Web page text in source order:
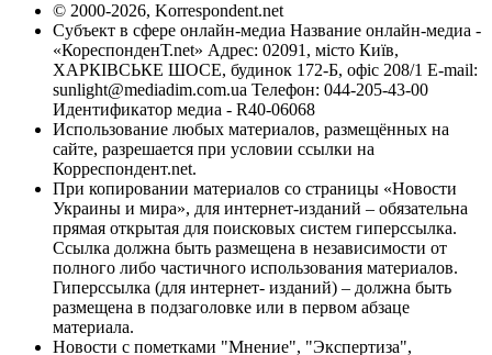
© 2000-2026, Korrespondent.net
Субъект в сфере онлайн-медиа Название онлайн-медиа -
«КореспонденТ.net» Адрес: 02091, місто Київ,
ХАРКІВСЬКЕ ШОСЕ, будинок 172-Б, офіс 208/1 E-mail:
sunlight@mediadim.com.ua Телефон: 044-205-43-00
Идентификатор медиа - R40-06068
Использование любых материалов, размещённых на
сайте, разрешается при условии ссылки на
Корреспондент.net.
При копировании материалов со страницы «Новости
Украины и мира», для интернет-изданий – обязательна
прямая открытая для поисковых систем гиперссылка.
Ссылка должна быть размещена в независимости от
полного либо частичного использования материалов.
Гиперссылка (для интернет- изданий) – должна быть
размещена в подзаголовке или в первом абзаце
материала.
Новости с пометками "Мнение", "Экспертиза",